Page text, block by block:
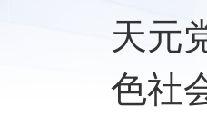
天元
色社